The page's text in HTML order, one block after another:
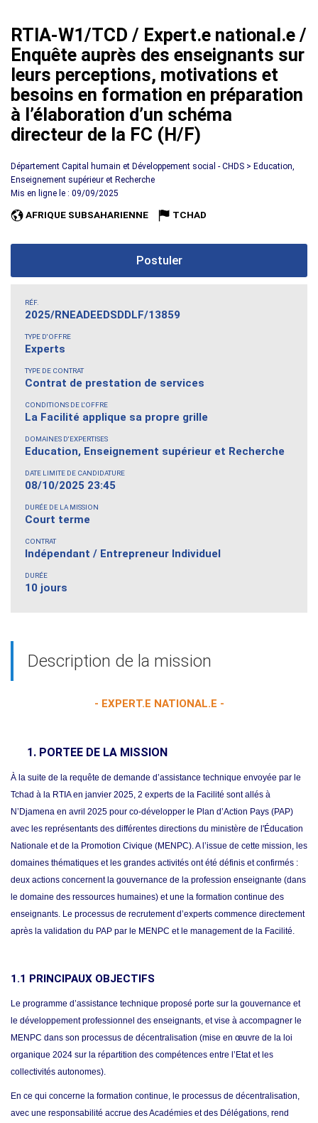
RTIA-W1/TCD / Expert.e national.e /
Enquête auprès des enseignants sur
leurs perceptions, motivations et
besoins en formation en préparation
à l’élaboration d’un schéma
directeur de la FC (H/F)
Département Capital humain et Développement social - CHDS > Education,
Enseignement supérieur et Recherche
Mis en ligne le : 09/09/2025
AFRIQUE SUBSAHARIENNE TCHAD
Postuler
RÉF.
2025/RNEADEEDSDDLF/13859
TYPE D'OFFRE
Experts
TYPE DE CONTRAT
Contrat de prestation de services
CONDITIONS DE L'OFFRE
La Facilité applique sa propre grille
DOMAINES D'EXPERTISES
Education, Enseignement supérieur et Recherche
DATE LIMITE DE CANDIDATURE
08/10/2025 23:45
DURÉE DE LA MISSION
Court terme
CONTRAT
Indépendant / Entrepreneur Individuel
DURÉE
10 jours
Description de la mission
- EXPERT.E NATIONAL.E -
PORTEE DE LA MISSION
À la suite de la requête de demande d’assistance technique envoyée par le
Tchad à la RTIA en janvier 2025, 2 experts de la Facilité sont allés à
N’Djamena en avril 2025 pour co-développer le Plan d’Action Pays (PAP)
avec les représentants des différentes directions du ministère de l'Éducation
Nationale et de la Promotion Civique (MENPC). A l’issue de cette mission, les
domaines thématiques et les grandes activités ont été définis et confirmés :
deux actions concernent la gouvernance de la profession enseignante (dans
le domaine des ressources humaines) et une la formation continue des
enseignants. Le processus de recrutement d’experts commence directement
après la validation du PAP par le MENPC et le management de la Facilité.
1.1 PRINCIPAUX OBJECTIFS
Le programme d’assistance technique proposé porte sur la gouvernance et
le développement professionnel des enseignants, et vise à accompagner le
MENPC dans son processus de décentralisation (mise en œuvre de la loi
organique 2024 sur la répartition des compétences entre l’Etat et les
collectivités autonomes).
En ce qui concerne la formation continue, le processus de décentralisation,
avec une responsabilité accrue des Académies et des Délégations, rend